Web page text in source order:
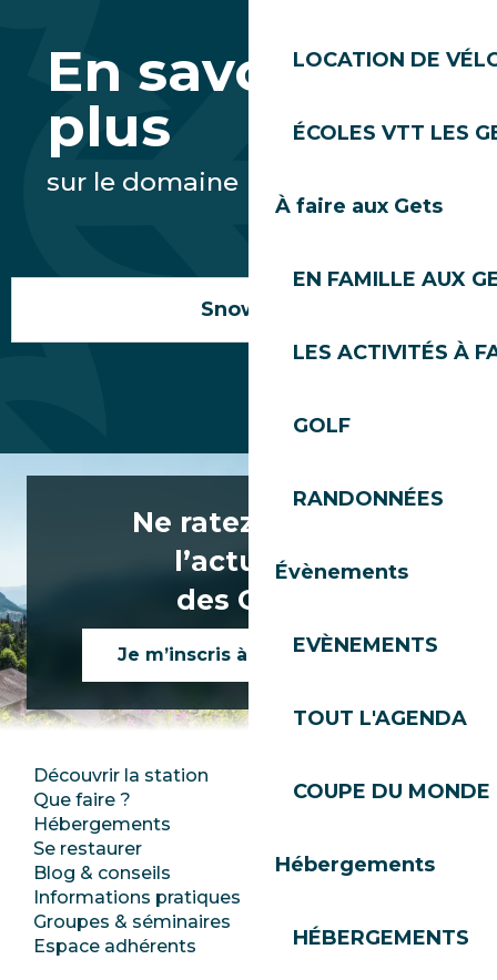
LOCATION DE
ÉCOLES VTT LES
À faire aux Gets
EN FAMILLE AUX
LES ACTIVITÉS À
GOLF
RANDONNÉES
Évènements
EVÈNEMENTS
TOUT L'AGENDA
COUPE DU
Hébergements
HÉBERGEMENTS
En savoir
plus
sur le domaine
Snowpark
Ne ratez rien de
l’actualité
des Gets !
Je m’inscris à la newsletter
Découvrir la station
Que faire ?
Hébergements
Se restaurer
Blog & conseils
Informations pratiques
Groupes & séminaires
Espace adhérents
Club Les Gets
Ecotourisme
SoleGets
Les Gets Tourisme